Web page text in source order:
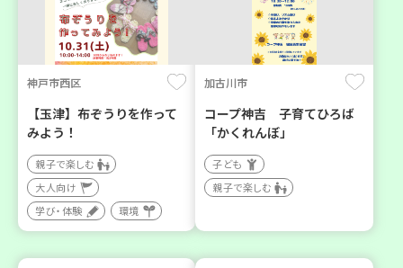
神戸市西区
【玉津】布ぞうりを作って
みよう！
親子で楽しむ
大人向け
学び・体験
環境
加古川市
コープ神吉 子育てひろば
「かくれんぼ」
子ども
親子で楽しむ